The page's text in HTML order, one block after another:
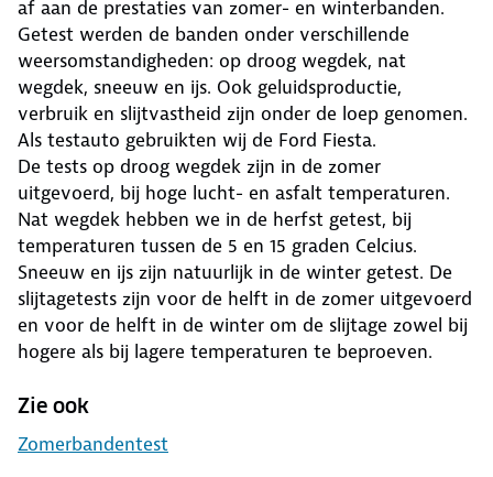
af aan de prestaties van zomer- en winterbanden.
Getest werden de banden onder verschillende
weersomstandigheden: op droog wegdek, nat
wegdek, sneeuw en ijs. Ook geluidsproductie,
verbruik en slijtvastheid zijn onder de loep genomen.
Als testauto gebruikten wij de Ford Fiesta.
De tests op droog wegdek zijn in de zomer
uitgevoerd, bij hoge lucht- en asfalt temperaturen.
Nat wegdek hebben we in de herfst getest, bij
temperaturen tussen de 5 en 15 graden Celcius.
Sneeuw en ijs zijn natuurlijk in de winter getest. De
slijtagetests zijn voor de helft in de zomer uitgevoerd
en voor de helft in de winter om de slijtage zowel bij
hogere als bij lagere temperaturen te beproeven.
Zie ook
Zomerbandentest